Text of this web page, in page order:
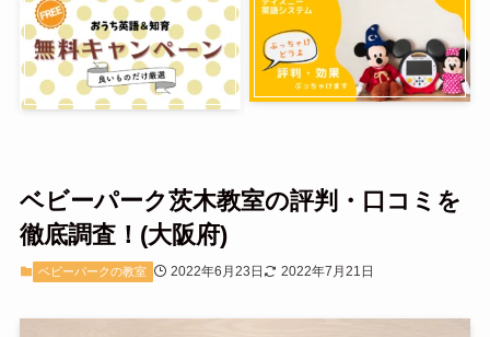
ベビーパーク茨木教室の評判・口コミを
徹底調査！(大阪府)
ベビーパークの教室 2022年6月23日 2022年7月21日